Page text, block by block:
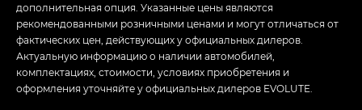
дополнительная опция. Указанные цены являются
рекомендованными розничными ценами и могут отличаться от
фактических цен, действующих у официальных дилеров.
Актуальную информацию о наличии автомобилей,
комплектациях, стоимости, условиях приобретения и
оформления уточняйте у официальных дилеров EVOLUTE.